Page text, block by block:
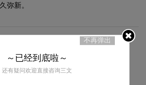
弥新。
版权归属？
，LOGO设计版权将完整移交给甲方所
业用途，无需额外支付版权费用。
不再弹出
～已经到底啦～
还有疑问欢迎直接咨询三文